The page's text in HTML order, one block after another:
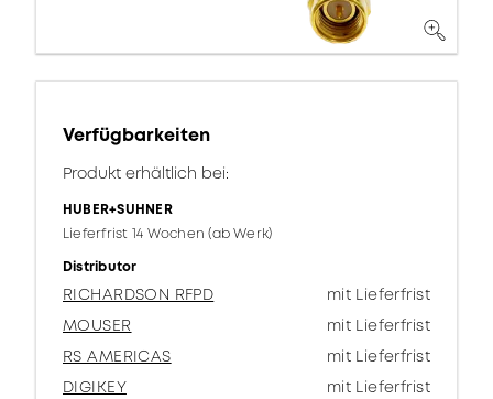
Verfügbarkeiten
Produkt erhältlich bei:
HUBER+SUHNER
Lieferfrist 14 Wochen (ab Werk)
Distributor
RICHARDSON RFPD
mit Lieferfrist
MOUSER
mit Lieferfrist
RS AMERICAS
mit Lieferfrist
DIGIKEY
mit Lieferfrist